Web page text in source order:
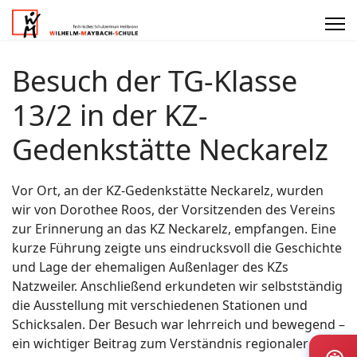
Besuch der TG-Klasse
13/2 in der KZ-
Gedenkstätte Neckarelz
Vor Ort, an der KZ-Gedenkstätte Neckarelz, wurden
wir von Dorothee Roos, der Vorsitzenden des Vereins
zur Erinnerung an das KZ Neckarelz, empfangen. Eine
kurze Führung zeigte uns eindrucksvoll die Geschichte
und Lage der ehemaligen Außenlager des KZs
Natzweiler. Anschließend erkundeten wir selbstständig
die Ausstellung mit verschiedenen Stationen und
Schicksalen. Der Besuch war lehrreich und bewegend –
ein wichtiger Beitrag zum Verständnis regionaler